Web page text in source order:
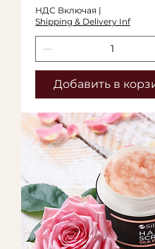
НДС Включая |
Shipping & Delivery Inf
Добавить в